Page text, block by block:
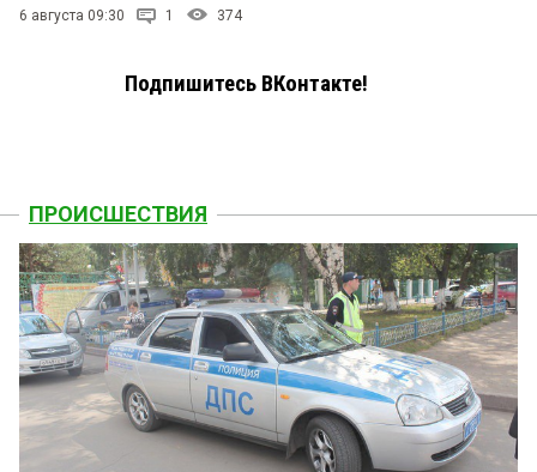
6 августа 09:30 1 374
Подпишитесь ВКонтакте!
ПРОИСШЕСТВИЯ